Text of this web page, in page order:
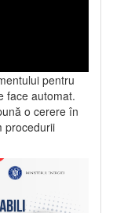
pentru
face automat.
o cerere în
procedurii